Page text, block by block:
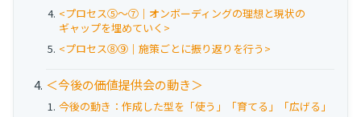
メルマガ登録
相談する
<プロセス⑤～⑦｜オンボーディングの理想と現状の
ギャップを埋めていく>
<プロセス⑧⑨｜施策ごとに振り返りを行う>
＜今後の価値提供会の動き＞
今後の動き：作成した型を「使う」「育てる」「広げる」